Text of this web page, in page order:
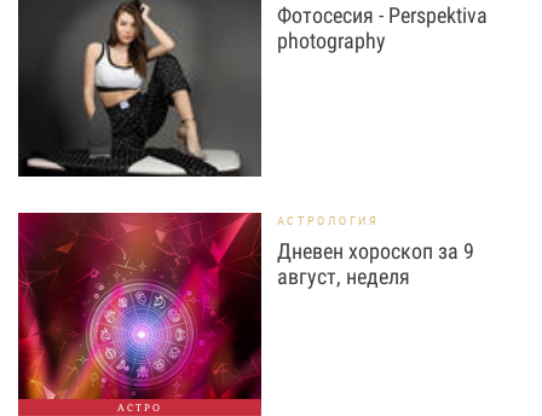
Фотосесия - Perspektiva
photography
АСТРО
АСТРОЛОГИЯ
Дневен хороскоп за 9
август, неделя